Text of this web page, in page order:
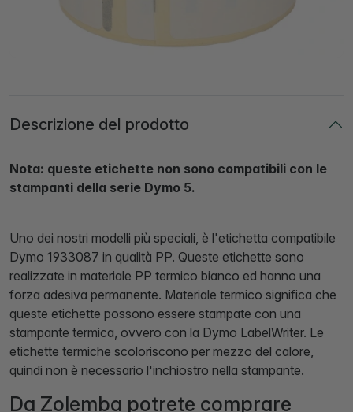
Descrizione del prodotto
Nota: queste etichette non sono compatibili con le
stampanti della serie Dymo 5.
Uno dei nostri modelli più speciali, è l'etichetta compatibile
Dymo 1933087 in qualità PP. Queste etichette sono
realizzate in materiale PP termico bianco ed hanno una
forza adesiva permanente. Materiale termico significa che
queste etichette possono essere stampate con una
stampante termica, ovvero con la Dymo LabelWriter. Le
etichette termiche scoloriscono per mezzo del calore,
quindi non è necessario l'inchiostro nella stampante.
Da Zolemba potrete comprare